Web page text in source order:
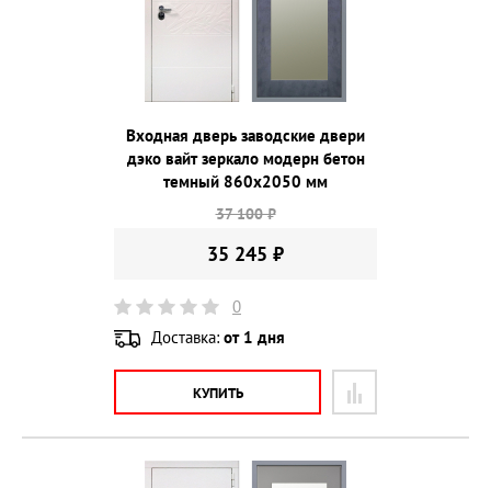
Входная дверь заводские двери
дэко вайт зеркало модерн бетон
темный 860х2050 мм
37 100 ₽
35 245 ₽
0
Доставка: от 1 дня
КУПИТЬ